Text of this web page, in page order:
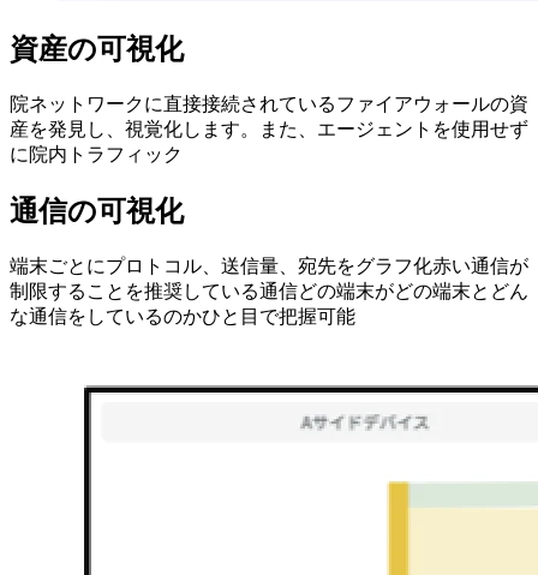
資産の可視化
院ネットワークに直接接続されているファイアウォールの資
産を発見し、視覚化します。また、エージェントを使用せず
に院内トラフィック
通信の可視化
端末ごとにプロトコル、送信量、宛先をグラフ化赤い通信が
制限することを推奨している通信どの端末がどの端末とどん
な通信をしているのかひと目で把握可能